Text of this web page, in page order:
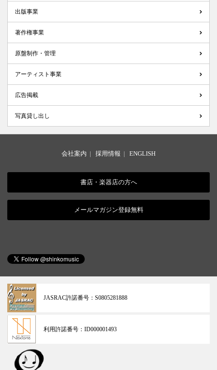
出版事業
著作権事業
原盤制作・管理
アーティスト事業
広告掲載
写真貸し出し
会社案内 | 採用情報 | ENGLISH
書店・楽器店の方へ
メールマガジン登録無料
JASRAC許諾番号： S0805281888
利用許諾番号： ID000001493